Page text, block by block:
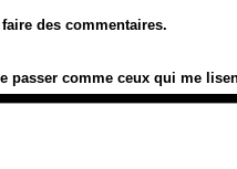
des commentaires.
passer comme ceux qui me